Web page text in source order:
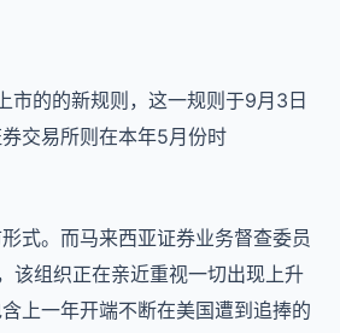
市的的新规则，这一规则于9月3日
交易所则在本年5月份时
式。而马来西亚证券业务督查委员
该组织正在亲近重视一切出现上升
上一年开端不断在美国遭到追捧的